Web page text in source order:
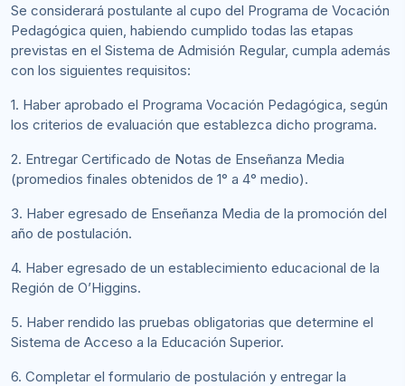
Se considerará postulante al cupo del Programa de Vocación
Pedagógica quien, habiendo cumplido todas las etapas
previstas en el Sistema de Admisión Regular, cumpla además
con los siguientes requisitos:
1. Haber aprobado el Programa Vocación Pedagógica, según
los criterios de evaluación que establezca dicho programa.
2. Entregar Certificado de Notas de Enseñanza Media
(promedios finales obtenidos de 1° a 4° medio).
3. Haber egresado de Enseñanza Media de la promoción del
año de postulación.
4. Haber egresado de un establecimiento educacional de la
Región de O’Higgins.
5. Haber rendido las pruebas obligatorias que determine el
Sistema de Acceso a la Educación Superior.
6. Completar el formulario de postulación y entregar la